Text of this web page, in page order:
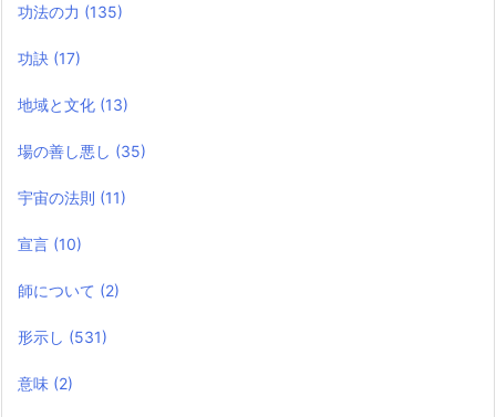
功法の力 (135)
功訣 (17)
地域と文化 (13)
場の善し悪し (35)
宇宙の法則 (11)
宣言 (10)
師について (2)
形示し (531)
意味 (2)